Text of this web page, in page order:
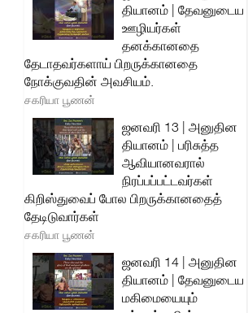
தியானம் | தேவனுடைய
ஊழியர்கள்
தனக்கானதை
தேடாதவர்களாய் பிறருக்கானதை
நோக்குவதின் அவசியம்.
சகரியா பூணன்
ஜனவரி 13 | அனுதின
தியானம் | பரிசுத்த
ஆவியானவரால்
நிரப்பப்பட்டவர்கள்
கிறிஸ்துவைப் போல பிறருக்கானதைத்
தேடிடுவார்கள்
சகரியா பூணன்
ஜனவரி 14 | அனுதின
தியானம் | தேவனுடைய
மகிமையையும்